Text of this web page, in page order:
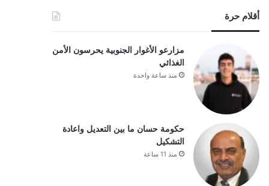
أقلام حرة
مزارعو الأغوار الجنوبية يحرسون الأمن
الغذائي
منذ ساعة واحدة
حكومة حسان ما بين التعديل واعادة
التشكيل
منذ 11 ساعة